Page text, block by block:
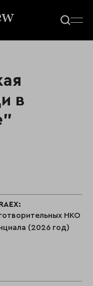
в
НКО
(2026 год)